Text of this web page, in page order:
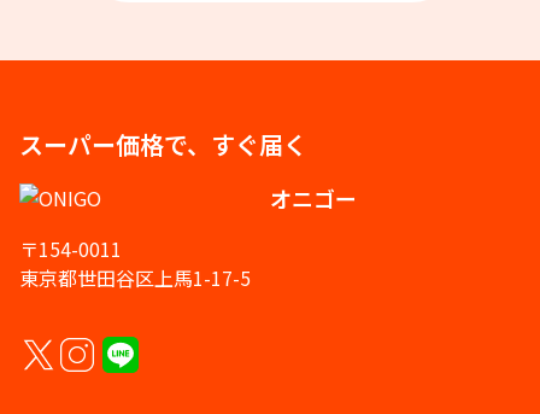
スーパー価格で、すぐ届く
オニゴー
〒154-0011
東京都世田谷区上馬1-17-5